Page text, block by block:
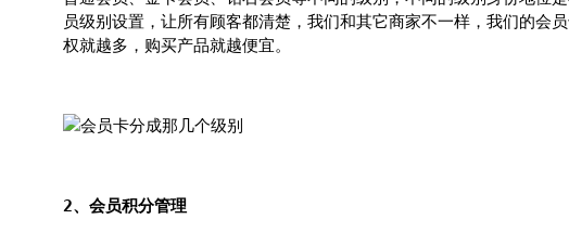
员级别设置，让所有顾客都清楚，我们和其它商家不一样，我们的会
权就越多，购买产品就越便宜。
2、会员积分管理